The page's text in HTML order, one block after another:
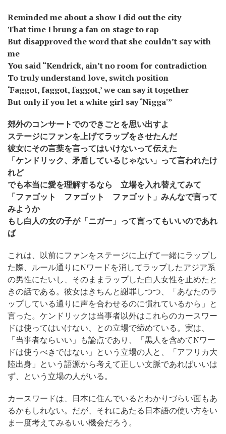
Reminded me about a show I did out the city
That time I brung a fan on stage to rap
But disapproved the word that she couldn’t say with
me
You said “Kendrick, ain’t no room for contradiction
To truly understand love, switch position
‘Faggot, faggot, faggot,’ we can say it together
But only if you let a white girl say ‘Nigga'”
郊外のコンサートでのできごとを思い出すよ
ステージにファンを上げてラップをさせたんだ
彼女にその言葉を言ってはいけないって伝えた
「ケンドリック、矛盾しているじゃない」って言われたけ
れど
でも本当に愛を理解するなら 立場を入れ替えてみて
「ファゴット ファゴット ファゴット」みんなで言って
みようか
もし白人の女の子が「ニガー」って言ってもいいのであれ
ば
これは、以前にファンをステージに上げて一緒にラップし
た際、ルール通りにNワードを消してラップしたアジア系
の男性にたいし、そのままラップした白人女性を止めたと
きの話である。彼女はきちんと謝罪しつつ、「あなたのラ
ップしている通りに声を合わせるのに慣れているから」と
言った。ケンドリックは当事者以外はこれらのカースワー
ドは使ってはいけない、との立場で締めている。実は、
「当事者ならいい」も論点であり、「黒人を含めてNワー
ドは使うべきではない」という立場の人と、「アフリカ大
陸出身」という語源から考えて正しい文脈であればいいは
ず、という立場の人がいる。
カースワードは、日本に住んでいるとわかりづらい面もあ
るかもしれない。だが、それにあたる日本語の使い方をい
ま一度考えてみるいい機会だろう。